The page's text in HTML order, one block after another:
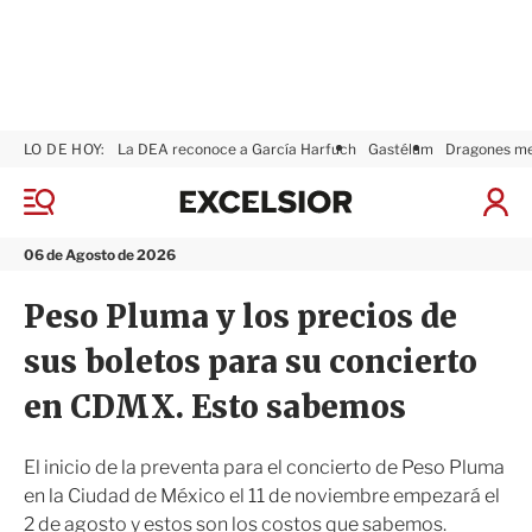
M
n
06 de Agosto de 2026
LO DE HOY: La DEA reconoce a García Harfuch Gastélum Dragones
I
ó
n
x
i
r
Peso Pluma y los precios de
sus boletos para su concierto
en CDMX. Esto sabemos
El inicio de la preventa para el concierto de Peso Pluma
en la Ciudad de México el 11 de noviembre empezará el
2 de agosto y estos son los costos que sabemos.